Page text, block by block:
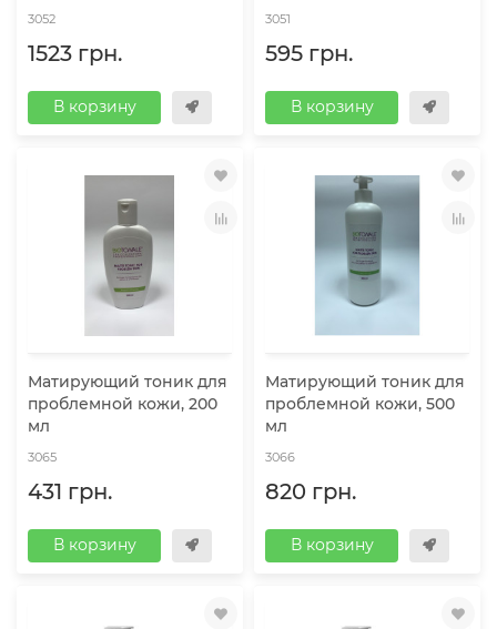
3052
1523 грн.
В корзину
3051
595 грн.
В корзину
Матирующий тоник для
проблемной кожи, 200
мл
3065
431 грн.
В корзину
Матирующий тоник для
проблемной кожи, 500
мл
3066
820 грн.
В корзину